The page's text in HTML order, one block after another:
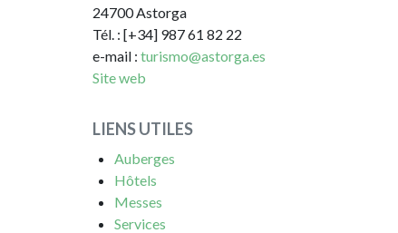
24700 Astorga
Tél. : [+34] 987 61 82 22
e-mail : turismo@astorga.es
Site web
LIENS UTILES
Auberges
Hôtels
Messes
Services